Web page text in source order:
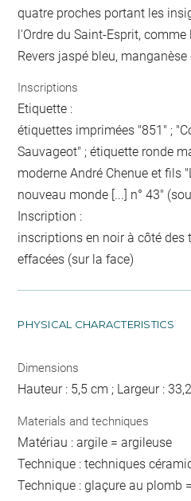
quatre proches portant les
l'Ordre du Saint-Esprit, comme
Revers jaspé bleu,
Inscriptions
Etiquette :
étiquettes imprimées "851" ;
Sauvageot" ; étiquette ronde
moderne André Chenue et fils
nouveau monde [...] n° 43"
Inscription :
inscriptions en noir à côté des
effacées (sur la face)
PHYSICAL CHARACTERISTICS
Dimensions
Hauteur : 5,5 cm ; Largeur :
Materials and techniques
Matériau : argile = argileuse
Technique : techniques
Technique : glaçure au plomb